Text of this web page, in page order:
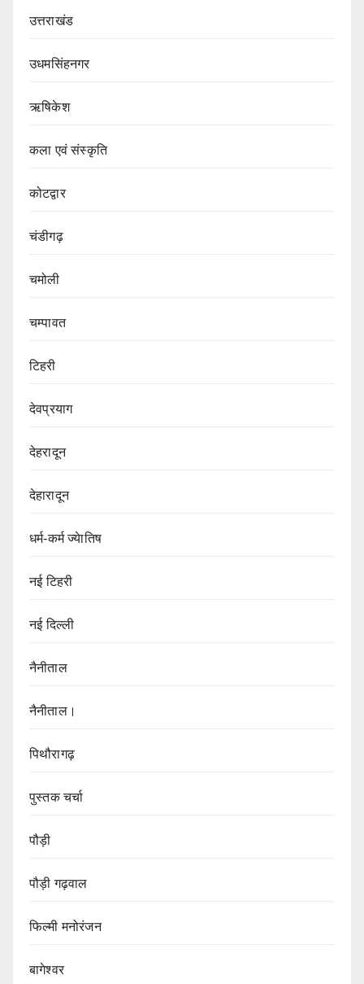
उत्तराखंड
उधमसिंहनगर
ऋषिकेश
कला एवं संस्कृति
कोटद्वार
चंडीगढ़
चमोली
चम्पावत
टिहरी
देवप्रयाग
देहरादून
देहारादून
धर्म-कर्म ज्येातिष
नई टिहरी
नई दिल्ली
नैनीताल
नैनीताल।
पिथौरागढ़
पुस्तक चर्चा
पौड़ी
पौड़ी गढ़वाल
फिल्मी मनोरंजन
बागेश्वर